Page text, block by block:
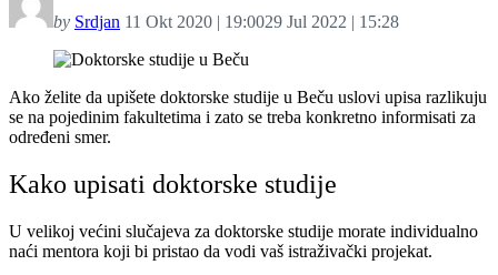
by Srdjan 11 Okt 2020 | 19:0029 Jul 2022 | 15:28
Ako želite da upišete doktorske studije u Beču uslovi upisa razlikuju
se na pojedinim fakultetima i zato se treba konkretno informisati za
određeni smer.
Kako upisati doktorske studije
U velikoj većini slučajeva za doktorske studije morate individualno
naći mentora koji bi pristao da vodi vaš istraživački projekat.